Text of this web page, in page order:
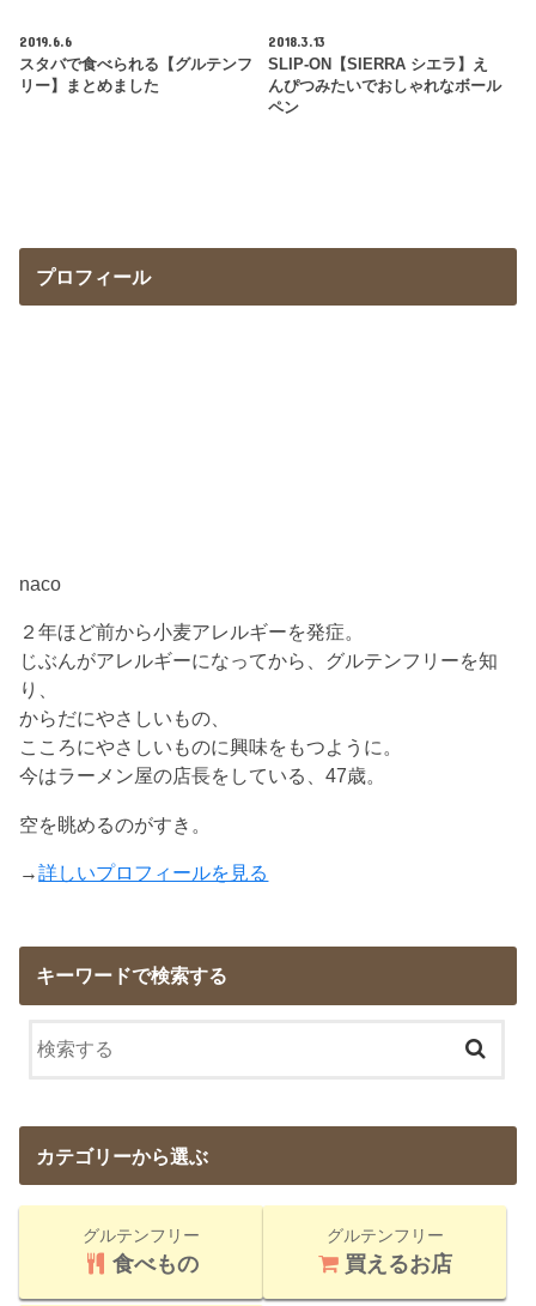
2019.6.6
スタバで食べられる【グルテンフ
リー】まとめました
2018.3.13
SLIP-ON【SIERRA シエラ】え
んぴつみたいでおしゃれなボール
ペン
プロフィール
naco
２年ほど前から小麦アレルギーを発症。
じぶんがアレルギーになってから、グルテンフリーを知
り、
からだにやさしいもの、
こころにやさしいものに興味をもつように。
今はラーメン屋の店長をしている、47歳。
空を眺めるのがすき。
→詳しいプロフィールを見る
キーワードで検索する
カテゴリーから選ぶ
グルテンフリー
食べもの
グルテンフリー
買えるお店